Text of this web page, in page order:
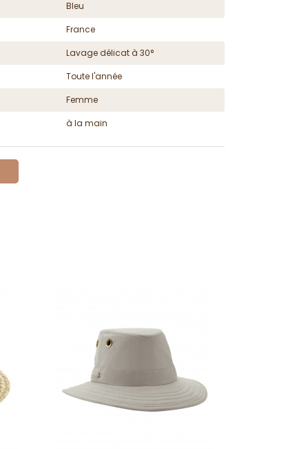
Bleu
France
Lavage délicat à 30°
Toute l'année
Femme
à la main